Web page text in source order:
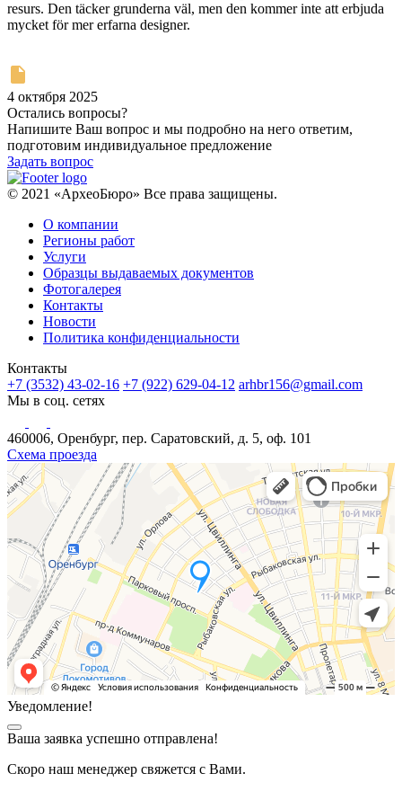
resurs. Den täcker grunderna väl, men den kommer inte att erbjuda
mycket för mer erfarna designer.
4 октября 2025
Остались вопросы?
Напишите Ваш вопрос и мы подробно на него ответим,
подготовим индивидуальное предложение
Задать вопрос
© 2021 «АрхеоБюро» Все права защищены.
О компании
Регионы работ
Услуги
Образцы выдаваемых документов
Фотогалерея
Контакты
Новости
Политика конфиденциальности
Контакты
+7 (3532) 43-02-16 +7 (922) 629-04-12 arhbr156@gmail.com
Мы в соц. сетях
460006, Оренбург, пер. Саратовский, д. 5, оф. 101
Схема проезда
Уведомление!
Ваша заявка успешно отправлена!
Скоро наш менеджер свяжется с Вами.